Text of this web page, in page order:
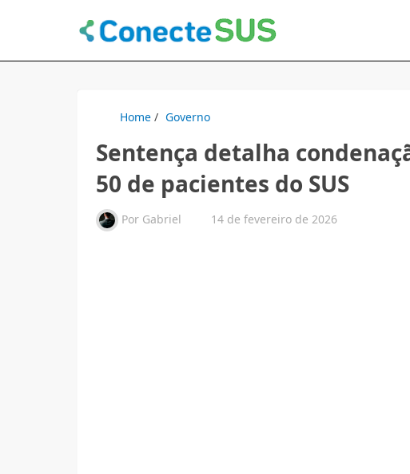
Home / Governo
Sentença detalha
50 de pacientes do SUS
Por Gabriel 14 de fevereiro de 2026